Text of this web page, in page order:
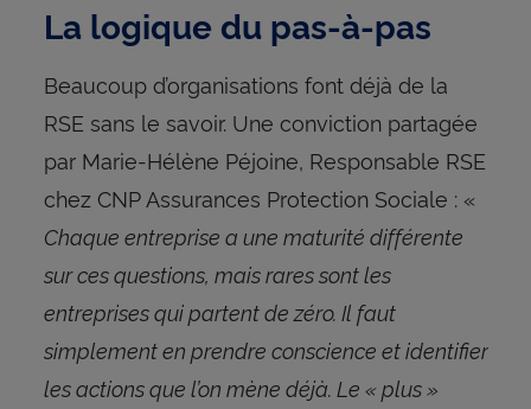
La logique du pas-à-pas
Beaucoup d’organisations font déjà de la
RSE sans le savoir. Une conviction partagée
par Marie-Hélène Péjoine, Responsable RSE
chez CNP Assurances Protection Sociale : «
Chaque entreprise a une maturité différente
sur ces questions, mais rares sont les
entreprises qui partent de zéro. Il faut
simplement en prendre conscience et identifier
les actions que l’on mène déjà. Le « plus »